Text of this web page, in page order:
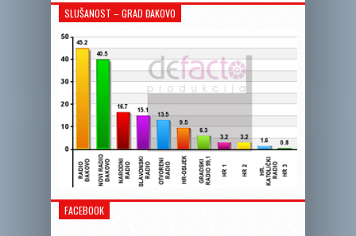
SLUŠANOST – GRAD ĐAKOVO
FACEBOOK